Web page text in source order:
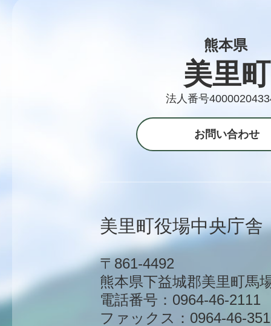
熊本県
美里町
法人番号
お問い合わせ
美里町役場中央庁舎
〒861-4492
熊本県下益城郡美里町馬
電話番号：0964-46-2111
ファックス：0964-46-